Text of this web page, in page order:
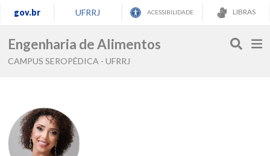
gov.br UFRRJ ACESSIBILIDADE LIBRAS
Engenharia de Alimentos
CAMPUS SEROPÉDICA - UFRRJ